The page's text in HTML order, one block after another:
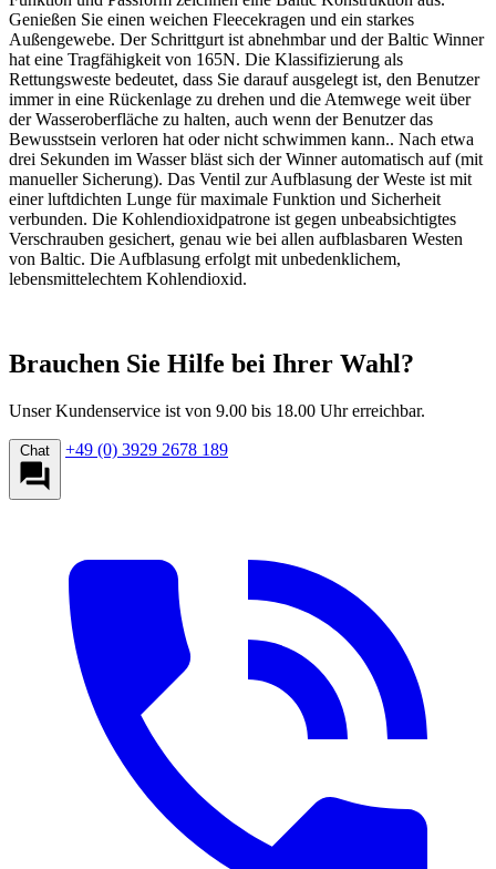
Genießen Sie einen weichen Fleecekragen und ein starkes
Außengewebe. Der Schrittgurt ist abnehmbar und der Baltic Winner
hat eine Tragfähigkeit von 165N. Die Klassifizierung als
Rettungsweste bedeutet, dass Sie darauf ausgelegt ist, den Benutzer
immer in eine Rückenlage zu drehen und die Atemwege weit über
der Wasseroberfläche zu halten, auch wenn der Benutzer das
Bewusstsein verloren hat oder nicht schwimmen kann.. Nach etwa
drei Sekunden im Wasser bläst sich der Winner automatisch auf (mit
manueller Sicherung). Das Ventil zur Aufblasung der Weste ist mit
einer luftdichten Lunge für maximale Funktion und Sicherheit
verbunden. Die Kohlendioxidpatrone ist gegen unbeabsichtigtes
Verschrauben gesichert, genau wie bei allen aufblasbaren Westen
von Baltic. Die Aufblasung erfolgt mit unbedenklichem,
lebensmittelechtem Kohlendioxid.
Brauchen Sie Hilfe bei Ihrer Wahl?
Unser Kundenservice ist von 9.00 bis 18.00 Uhr erreichbar.
Chat +49 (0) 3929 2678 189